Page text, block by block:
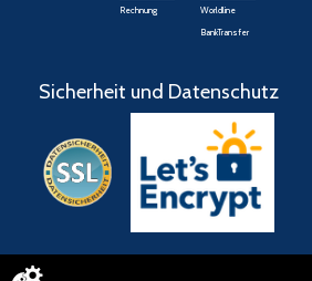
Rechnung
Worldline
BankTransfer
Sicherheit und Datenschutz